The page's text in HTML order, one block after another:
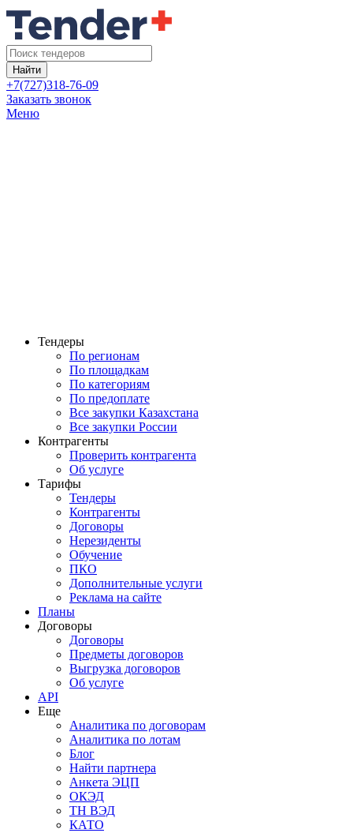
Найти
+7(727)318-76-09
Заказать звонок
Меню
Тендеры
По регионам
По площадкам
По категориям
По предоплате
Все закупки Казахстана
Все закупки России
Контрагенты
Проверить контрагента
Об услуге
Тарифы
Тендеры
Контрагенты
Договоры
Нерезиденты
Обучение
ПКО
Дополнительные услуги
Реклама на сайте
Планы
Договоры
Договоры
Предметы договоров
Выгрузка договоров
Об услуге
API
Еще
Аналитика по договорам
Аналитика по лотам
Блог
Найти партнера
Анкета ЭЦП
ОКЭД
ТН ВЭД
КАТО